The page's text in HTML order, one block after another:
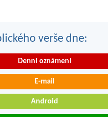
verše dne:
Denní oznámení
E-mail
Android